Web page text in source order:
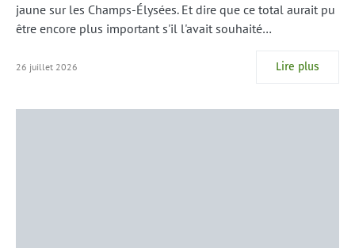
jaune sur les Champs-Élysées. Et dire que ce total aurait pu
être encore plus important s'il l'avait souhaité…
26 juillet 2026 Lire plus